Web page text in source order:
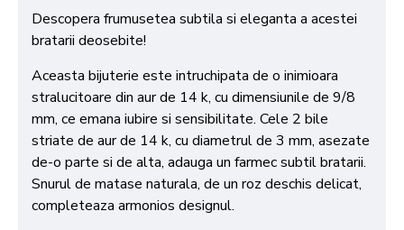
Descopera frumusetea subtila si eleganta a acestei
bratarii deosebite!
Aceasta bijuterie este intruchipata de o inimioara
stralucitoare din aur de 14 k, cu dimensiunile de 9/8
mm, ce emana iubire si sensibilitate. Cele 2 bile
striate de aur de 14 k, cu diametrul de 3 mm, asezate
de-o parte si de alta, adauga un farmec subtil bratarii.
Snurul de matase naturala, de un roz deschis delicat,
completeaza armonios designul.